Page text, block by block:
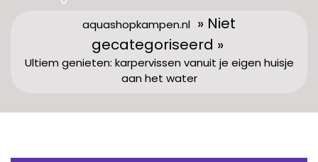
aquashopkampen.nl » Niet
gecategoriseerd »
Ultiem genieten: karpervissen vanuit je eigen huisje
aan het water